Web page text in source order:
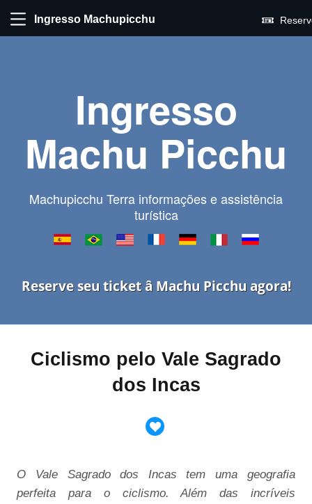
Ingresso Machupicchu
Ingresso
Machu Picchu
Machupicchu Terra informações e assistência
turística
Reserve seu ticket â Machu Picchu agora!
Ciclismo pelo Vale Sagrado
dos Incas
O Vale Sagrado dos Incas tem uma geografia
perfeita para o ciclismo. Além das incríveis